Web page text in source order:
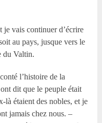
je vais continuer d’écrire
au pays, jusque vers le
du Valtin.
l’histoire de la
dit que le peuple était
là étaient des nobles, et je
jamais chez nous. –